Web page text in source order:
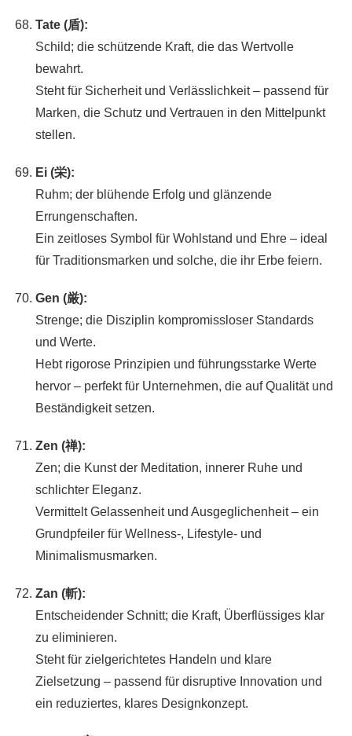
Tate (盾):
Schild; die schützende Kraft, die das Wertvolle
bewahrt.
Steht für Sicherheit und Verlässlichkeit – passend für
Marken, die Schutz und Vertrauen in den Mittelpunkt
stellen.
Ei (栄):
Ruhm; der blühende Erfolg und glänzende
Errungenschaften.
Ein zeitloses Symbol für Wohlstand und Ehre – ideal
für Traditionsmarken und solche, die ihr Erbe feiern.
Gen (厳):
Strenge; die Disziplin kompromissloser Standards
und Werte.
Hebt rigorose Prinzipien und führungsstarke Werte
hervor – perfekt für Unternehmen, die auf Qualität und
Beständigkeit setzen.
Zen (禅):
Zen; die Kunst der Meditation, innerer Ruhe und
schlichter Eleganz.
Vermittelt Gelassenheit und Ausgeglichenheit – ein
Grundpfeiler für Wellness-, Lifestyle- und
Minimalismusmarken.
Zan (斬):
Entscheidender Schnitt; die Kraft, Überflüssiges klar
zu eliminieren.
Steht für zielgerichtetes Handeln und klare
Zielsetzung – passend für disruptive Innovation und
ein reduziertes, klares Designkonzept.